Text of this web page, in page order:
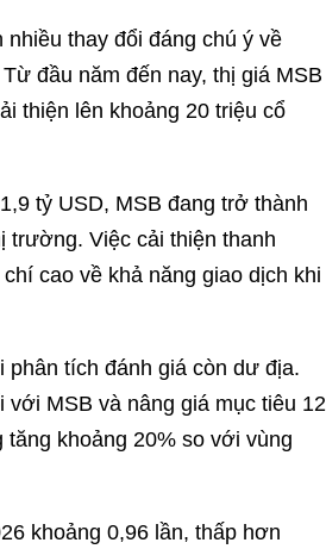
thay đổi đáng chú ý về
đầu năm đến nay, thị giá MSB
thiện lên khoảng 20 triệu cổ
tỷ USD, MSB đang trở thành
trường. Việc cải thiện thanh
cao về khả năng giao dịch khi
phân tích đánh giá còn dư địa.
MSB và nâng giá mục tiêu 12
khoảng 20% so với vùng
khoảng 0,96 lần, thấp hơn